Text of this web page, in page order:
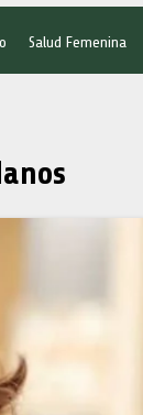
Salud Femenina